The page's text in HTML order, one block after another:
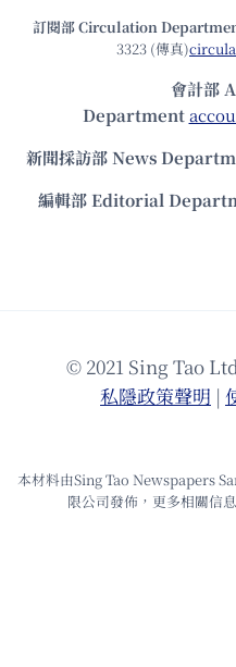
訂閱部 Circulation
3323 (傳真)
會計部
Department
新聞採訪部 News
編輯部 Editorial
© 2021 Sing Tao
私隱政策聲明 |
本材料由Sing Tao Newspapers
限公司發佈，更多相關信